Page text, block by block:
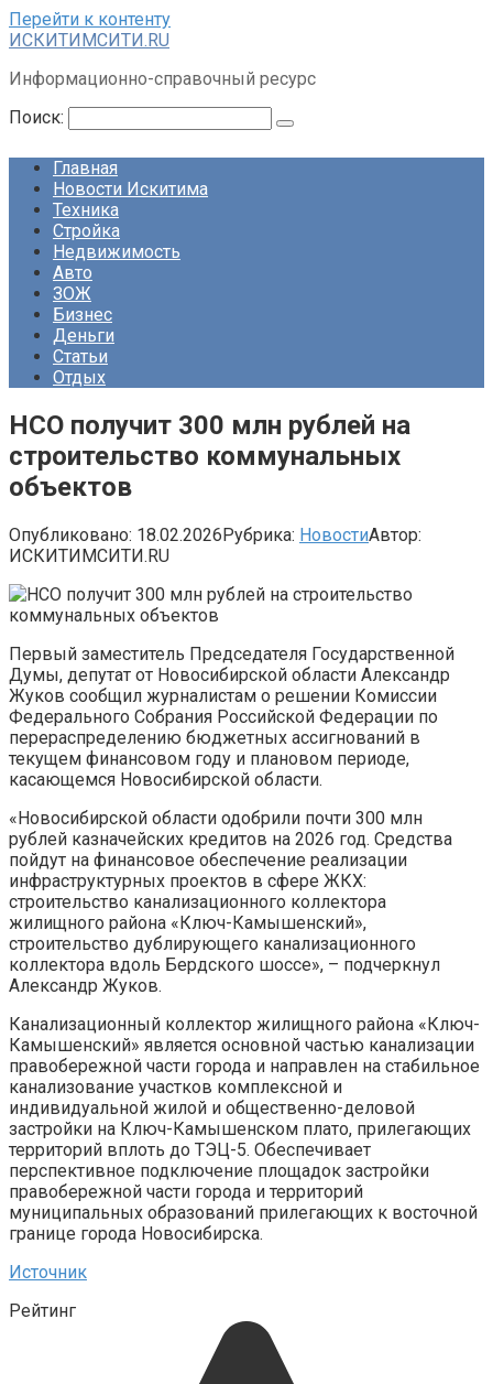
Перейти к контенту
ИСКИТИМСИТИ.RU
Информационно-справочный ресурс
Поиск:
Главная
Новости Искитима
Техника
Стройка
Недвижимость
Авто
ЗОЖ
Бизнес
Деньги
Статьи
Отдых
НСО получит 300 млн рублей на
строительство коммунальных
объектов
Опубликовано: 18.02.2026Рубрика: НовостиАвтор:
ИСКИТИМСИТИ.RU
Первый заместитель Председателя Государственной
Думы, депутат от Новосибирской области Александр
Жуков сообщил журналистам о решении Комиссии
Федерального Собрания Российской Федерации по
перераспределению бюджетных ассигнований в
текущем финансовом году и плановом периоде,
касающемся Новосибирской области.
«Новосибирской области одобрили почти 300 млн
рублей казначейских кредитов на 2026 год. Средства
пойдут на финансовое обеспечение реализации
инфраструктурных проектов в сфере ЖКХ:
строительство канализационного коллектора
жилищного района «Ключ-Камышенский»,
строительство дублирующего канализационного
коллектора вдоль Бердского шоссе», – подчеркнул
Александр Жуков.
Канализационный коллектор жилищного района «Ключ-
Камышенский» является основной частью канализации
правобережной части города и направлен на стабильное
канализование участков комплексной и
индивидуальной жилой и общественно-деловой
застройки на Ключ-Камышенском плато, прилегающих
территорий вплоть до ТЭЦ-5. Обеспечивает
перспективное подключение площадок застройки
правобережной части города и территорий
муниципальных образований прилегающих к восточной
границе города Новосибирска.
Источник
Рейтинг